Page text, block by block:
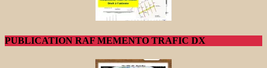
PUBLICATION RAF MEMENTO TRAFIC DX